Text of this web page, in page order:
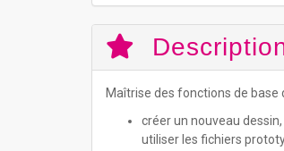
Maîtrise des fonctions de base
créer un nouveau
utiliser les fichiers